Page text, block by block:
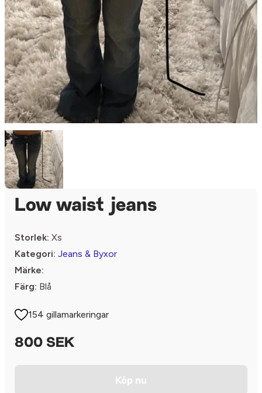
Low waist jeans
Storlek: Xs
Kategori: Jeans & Byxor
Märke:
Färg: Blå
154 gillamarkeringar
800 SEK
Köp nu